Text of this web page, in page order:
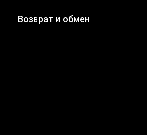
Возврат и обмен